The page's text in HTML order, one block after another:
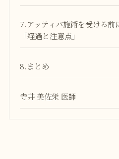
7.アッティバ施術を受ける前
「経過と注意点」
8.まとめ
寺井 美佐栄 医師